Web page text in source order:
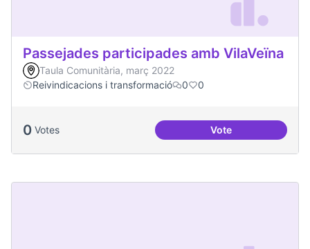
Passejades participades amb VilaVeïna
Taula Comunitària, març 2022
Reivindicacions i transformació
0 0
0 Votes VotePassejades